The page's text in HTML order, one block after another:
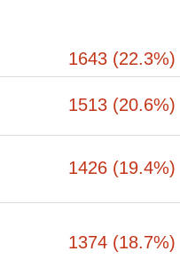
1643 (22.3%)
1513 (20.6%)
1426 (19.4%)
1374 (18.7%)